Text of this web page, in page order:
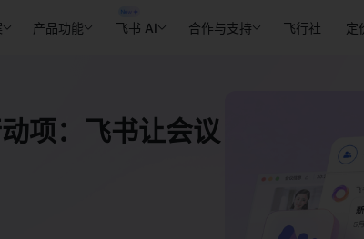
产品功能 飞书 AI 合作与支持 飞行社 定
项：飞书让会议